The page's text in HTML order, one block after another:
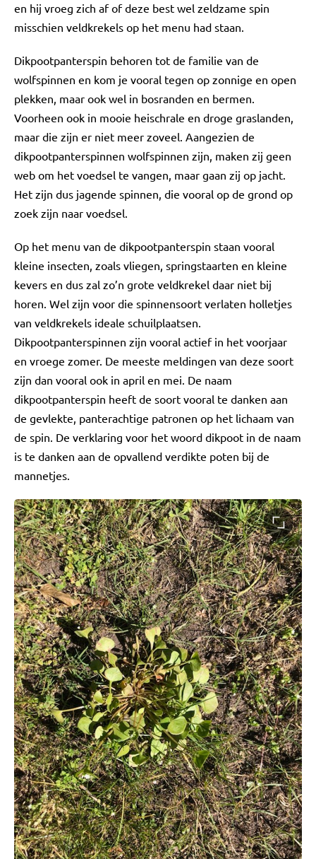
en hij vroeg zich af of deze best wel zeldzame spin
misschien veldkrekels op het menu had staan.
Dikpootpanterspin behoren tot de familie van de
wolfspinnen en kom je vooral tegen op zonnige en open
plekken, maar ook wel in bosranden en bermen.
Voorheen ook in mooie heischrale en droge graslanden,
maar die zijn er niet meer zoveel. Aangezien de
dikpootpanterspinnen wolfspinnen zijn, maken zij geen
web om het voedsel te vangen, maar gaan zij op jacht.
Het zijn dus jagende spinnen, die vooral op de grond op
zoek zijn naar voedsel.
Op het menu van de dikpootpanterspin staan vooral
kleine insecten, zoals vliegen, springstaarten en kleine
kevers en dus zal zo’n grote veldkrekel daar niet bij
horen. Wel zijn voor die spinnensoort verlaten holletjes
van veldkrekels ideale schuilplaatsen.
Dikpootpanterspinnen zijn vooral actief in het voorjaar
en vroege zomer. De meeste meldingen van deze soort
zijn dan vooral ook in april en mei. De naam
dikpootpanterspin heeft de soort vooral te danken aan
de gevlekte, panterachtige patronen op het lichaam van
de spin. De verklaring voor het woord dikpoot in de naam
is te danken aan de opvallend verdikte poten bij de
mannetjes.